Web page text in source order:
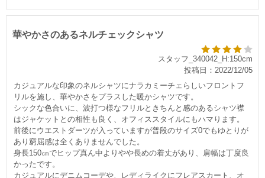
華やかさのあるネルチェックシャツ
スタッフ_340042_H:150cm
投稿日：2022/12/05
カジュアルな印象のネルシャツにナラカミーチェらしいフロントフ
リルを施し、華やかさをプラスした暖かシャツです。
シックな色合いに、波打つ様なフリルときちんと感のあるシャツ襟
はジャケットとの相性も良く、オフィススタイルにもハマります。
前後にウエストダーツが入っていますが普段のサイズ0でもゆとりが
あり窮屈感は全くありませんでした。
身長150㎝でヒップ真ん中よりやや長めの着丈があり、肩幅は丁度良
かったです。
カジュアルにデニムコーデや、レディライクにフレアスカート、オ